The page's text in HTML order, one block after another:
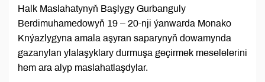
Halk Maslahatynyň Başlygy Gurbanguly
Berdimuhamedowyň 19 – 20-nji ýanwarda Monako
Knýazlygyna amala aşyran saparynyň dowamynda
gazanylan ylalaşyklary durmuşa geçirmek meselelerini
hem ara alyp maslahatlaşdylar.